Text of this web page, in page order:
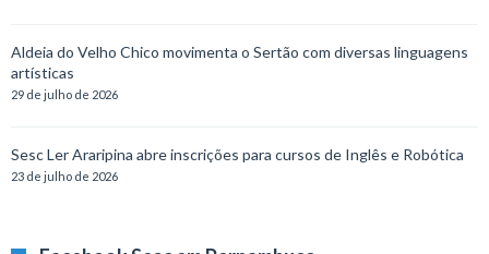
Aldeia do Velho Chico movimenta o Sertão com diversas linguagens
artísticas
29 de julho de 2026
Sesc Ler Araripina abre inscrições para cursos de Inglês e Robótica
23 de julho de 2026